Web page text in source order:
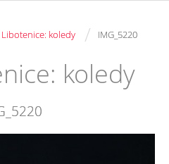
koledy / IMG_5220
koledy